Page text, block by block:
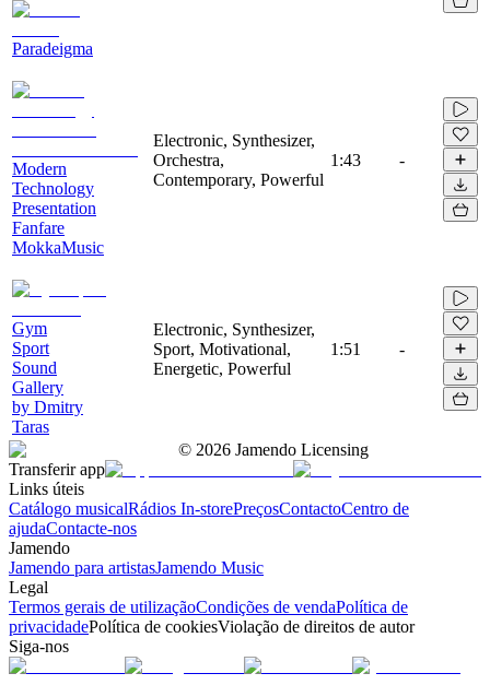
Paradeigma
Modern
Technology
Presentation
Fanfare
MokkaMusic
Electronic, Synthesizer,
Orchestra,
Contemporary, Powerful
1:43 -
Gym
Sport
Sound
Gallery
by Dmitry
Taras
Electronic, Synthesizer,
Sport, Motivational,
Energetic, Powerful
1:51 -
© 2026 Jamendo Licensing
Transferir app
Links úteis
Catálogo musicalRádios In-storePreçosContactoCentro de
ajudaContacte-nos
Jamendo
Jamendo para artistasJamendo Music
Legal
Termos gerais de utilizaçãoCondições de vendaPolítica de
privacidadePolítica de cookiesViolação de direitos de autor
Siga-nos